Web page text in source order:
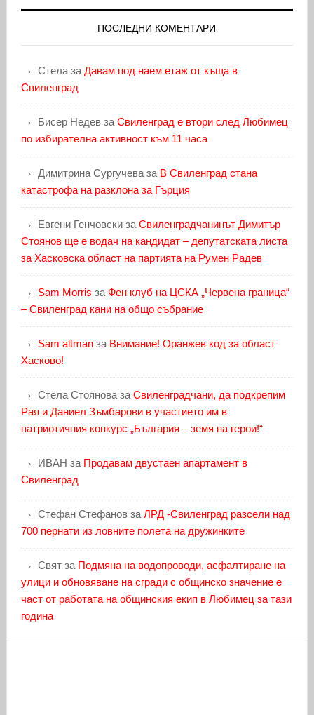
ПОСЛЕДНИ КОМЕНТАРИ
Стелаза Давам под наем етаж от къща в
Свиленград
Бисер Недевза Свиленград е втори след Любимец
по избирателна активност към 11 часа
Димитрина Сургучеваза В Свиленград стана
катастрофа на разклона за Гърция
Евгени Генчовскиза Свиленградчанинът Димитър
Стоянов ще е водач на кандидат – депутатската листа
за Хасковска област на партията на Румен Радев
Sam Morris за Фен клуб на ЦСКА „Червена граница“
– Свиленград кани на общо събрание
Sam altmanза Внимание! Оранжев код за област
Хасково!
Стела Стояноваза Свиленградчани, да подкрепим
Рая и Даниел Зъмбарови в участието им в
патриотичния конкурс „България – земя на герои!“
ИВАН за Продавам двустаен апартамент в
Свиленград
Стефан Стефановза ЛРД -Свиленград разсели над
700 пернати из ловните полета на дружинките
Святза Подмяна на водопроводи, асфалтиране на
улици и обновяване на сгради с общинско значение е
част от работата на общинския екип в Любимец за тази
година